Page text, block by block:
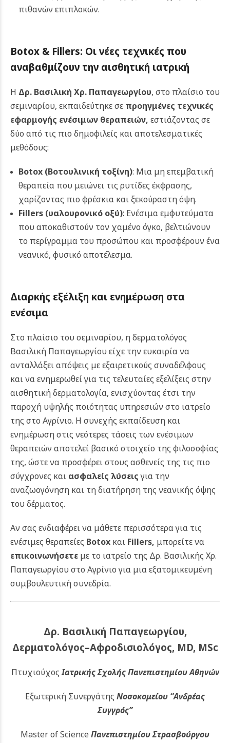
πιθανών επιπλοκών.
Botox & Fillers: Οι νέες τεχνικές που
αναβαθμίζουν την αισθητική ιατρική
Η Δρ. Βασιλική Χρ. Παπαγεωργίου, στο πλαίσιο του
σεμιναρίου, εκπαιδεύτηκε σε προηγμένες τεχνικές
εφαρμογής ενέσιμων θεραπειών, εστιάζοντας σε
δύο από τις πιο δημοφιλείς και αποτελεσματικές
μεθόδους:
Botox(Βοτουλινική τοξίνη): Μια μη επεμβατική
θεραπεία που μειώνει τις ρυτίδες έκφρασης,
χαρίζοντας πιο φρέσκια και ξεκούραστη όψη.
Fillers(υαλουρονικό οξύ): Ενέσιμα εμφυτεύματα
που αποκαθιστούν τον χαμένο όγκο, βελτιώνουν
το περίγραμμα του προσώπου και προσφέρουν ένα
νεανικό, φυσικό αποτέλεσμα.
Διαρκής εξέλιξη και ενημέρωση στα
ενέσιμα
Στο πλαίσιο του σεμιναρίου, η δερματολόγος
Βασιλική Παπαγεωργίου είχε την ευκαιρία να
ανταλλάξει απόψεις με εξαιρετικούς συναδέλφους
και να ενημερωθεί για τις τελευταίες εξελίξεις στην
αισθητική δερματολογία, ενισχύοντας έτσι την
παροχή υψηλής ποιότητας υπηρεσιών στο ιατρείο
της στο Αγρίνιο. Η συνεχής εκπαίδευση και
ενημέρωση στις νεότερες τάσεις των ενέσιμων
θεραπειών αποτελεί βασικό στοιχείο της φιλοσοφίας
της, ώστε να προσφέρει στους ασθενείς της τις πιο
σύγχρονες και ασφαλείς λύσειςγια την
αναζωογόνηση και τη διατήρηση της νεανικής όψης
του δέρματος.
Αν σας ενδιαφέρει να μάθετε περισσότερα για τις
ενέσιμες θεραπείες Botox και Fillers, μπορείτε να
επικοινωνήσετε με το ιατρείο της Δρ. Βασιλικής Χρ.
Παπαγεωργίου στο Αγρίνιο για μια εξατομικευμένη
συμβουλευτική συνεδρία.
Δρ. Βασιλική Παπαγεωργίου,
Δερματολόγος–Αφροδισιολόγος, MD, MSc
ΠτυχιούχοςΙατρικής Σχολής Πανεπιστημίου Αθηνών
Εξωτερική Συνεργάτης Νοσοκομείου “Ανδρέας
Συγγρός”
Master of Science Πανεπιστημίου Στρασβούργου